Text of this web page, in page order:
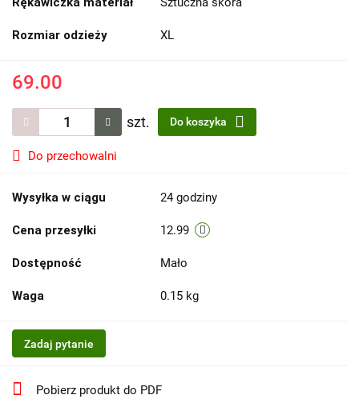
Rozmiar odzieży XL
69.00
szt. Do koszyka
Do przechowalni
Wysyłka w ciągu 24 godziny
Cena przesyłki 12.99
Dostępność Mało
Waga 0.15 kg
Zadaj pytanie
Pobierz produkt do PDF